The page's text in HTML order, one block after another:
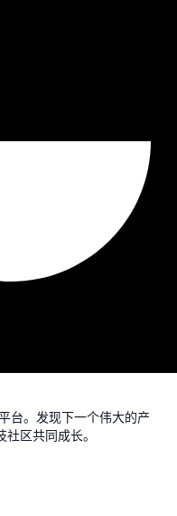
台。发现下一个伟大的产
区共同成长。